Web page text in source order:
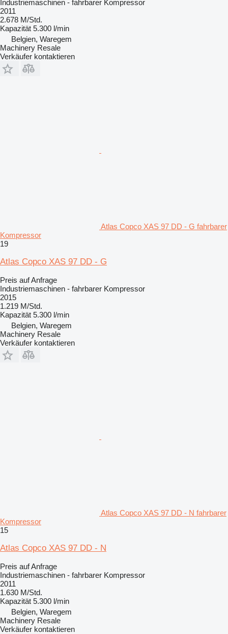
Industriemaschinen - fahrbarer Kompressor
2011
2.678 M/Std.
Kapazität 5.300 l/min
Belgien, Waregem
Machinery Resale
Verkäufer kontaktieren
Atlas Copco XAS 97 DD - G fahrbarer
Kompressor
19
Atlas Copco XAS 97 DD - G
Preis auf Anfrage
Industriemaschinen - fahrbarer Kompressor
2015
1.219 M/Std.
Kapazität 5.300 l/min
Belgien, Waregem
Machinery Resale
Verkäufer kontaktieren
Atlas Copco XAS 97 DD - N fahrbarer
Kompressor
15
Atlas Copco XAS 97 DD - N
Preis auf Anfrage
Industriemaschinen - fahrbarer Kompressor
2011
1.630 M/Std.
Kapazität 5.300 l/min
Belgien, Waregem
Machinery Resale
Verkäufer kontaktieren